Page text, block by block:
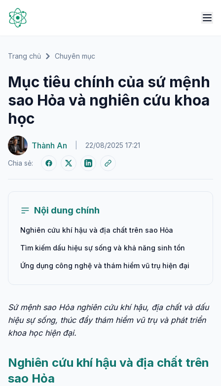
Trang chủ Chuyên mục
Mục tiêu chính của sứ mệnh
sao Hỏa và nghiên cứu khoa
học
Thành An 22/08/2025 17:21
Chia sẻ:
Nội dung chính
Nghiên cứu khí hậu và địa chất trên sao Hỏa
Tìm kiếm dấu hiệu sự sống và khả năng sinh tồn
Ứng dụng công nghệ và thám hiểm vũ trụ hiện đại
Sứ mệnh sao Hỏa nghiên cứu khí hậu, địa chất và dấu
hiệu sự sống, thúc đẩy thám hiểm vũ trụ và phát triển
khoa học hiện đại.
Nghiên cứu khí hậu và địa chất trên
sao Hỏa